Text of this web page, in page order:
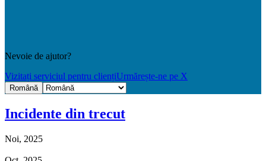
Nevoie de ajutor?
Vizitați serviciul pentru cliențiUrmărește-ne pe X
Română
Incidente din trecut
Noi, 2025